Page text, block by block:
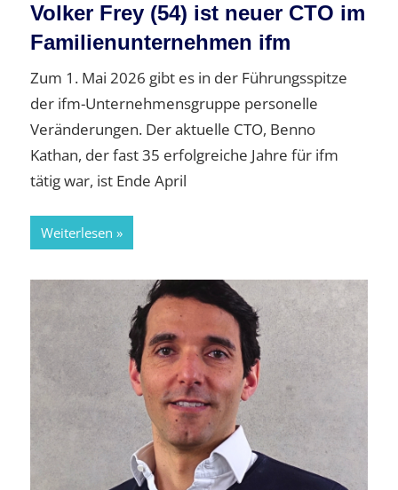
Volker Frey (54) ist neuer CTO im
Familienunternehmen ifm
Zum 1. Mai 2026 gibt es in der Führungsspitze
der ifm-Unternehmensgruppe personelle
Veränderungen. Der aktuelle CTO, Benno
Kathan, der fast 35 erfolgreiche Jahre für ifm
tätig war, ist Ende April
Weiterlesen